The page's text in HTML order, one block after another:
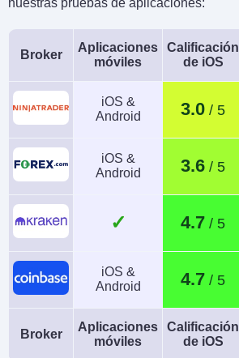
nuestras pruebas de aplicaciones:
Broker
Aplicaciones
móviles
Calificación
de iOS
iOS &
Android
3.0
iOS &
Android
3.6
✓ 4.7
iOS &
Android
4.7
Broker
Aplicaciones
móviles
Calificación
de iOS